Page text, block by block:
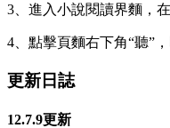
3、進入小說閱讀界麵，
4、點擊頁麵右下角“聽”
更新日誌
12.7.9更新